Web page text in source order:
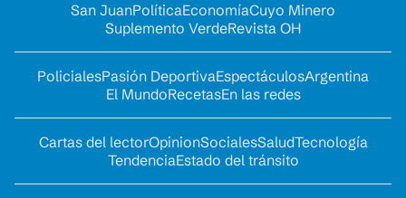
San JuanPolíticaEconomíaCuyo Minero
Suplemento VerdeRevista OH
PolicialesPasión DeportivaEspectáculosArgentina
El MundoRecetasEn las redes
Cartas del lectorOpinionSocialesSaludTecnología
TendenciaEstado del tránsito